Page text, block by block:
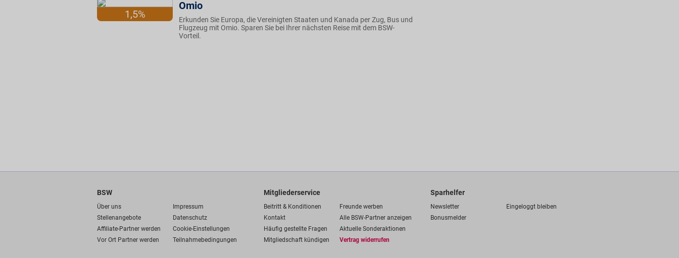
1,5%
Omio
Erkunden Sie Europa, die Vereinigten Staaten und Kanada per Zug, Bus und
Flugzeug mit Omio. Sparen Sie bei Ihrer nächsten Reise mit dem BSW-
Vorteil.
BSW
Über uns
Impressum
Stellenangebote
Datenschutz
Affiliate-Partner werden
Cookie-Einstellungen
Vor Ort Partner werden
Teilnahmebedingungen
Mitgliederservice
Beitritt & Konditionen
Freunde werben
Kontakt
Alle BSW-Partner anzeigen
Häufig gestellte Fragen
Aktuelle Sonderaktionen
Mitgliedschaft kündigen
Vertrag widerrufen
Sparhelfer
Newsletter
Eingeloggt bleiben
Bonusmelder